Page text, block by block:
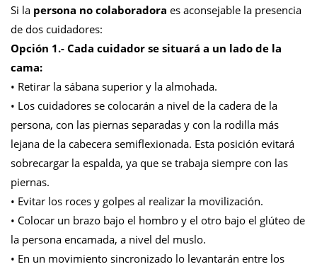
Si la persona no colaboradora es aconsejable la presencia
de dos cuidadores:
Opción 1.- Cada cuidador se situará a un lado de la
cama:
• Retirar la sábana superior y la almohada.
• Los cuidadores se colocarán a nivel de la cadera de la
persona, con las piernas separadas y con la rodilla más
lejana de la cabecera semiflexionada. Esta posición evitará
sobrecargar la espalda, ya que se trabaja siempre con las
piernas.
• Evitar los roces y golpes al realizar la movilización.
• Colocar un brazo bajo el hombro y el otro bajo el glúteo de
la persona encamada, a nivel del muslo.
• En un movimiento sincronizado lo levantarán entre los